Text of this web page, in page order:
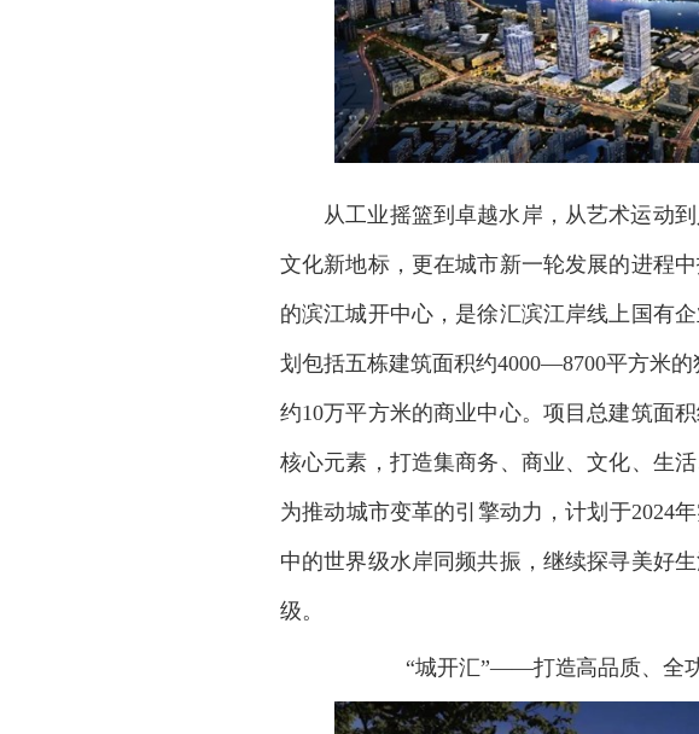
从工业摇篮到卓越水岸，从艺术运动
文化新地标，更在城市新一轮发展的进程
的滨江城开中心，是徐汇滨江岸线上国有
划包括五栋建筑面积约4000—8700平方米的
约10万平方米的商业中心。项目总建筑面
核心元素，打造集商务、商业、文化、生
为推动城市变革的引擎动力，计划于2024
中的世界级水岸同频共振，继续探寻美好
级。
“城开汇”——打造高品质、全